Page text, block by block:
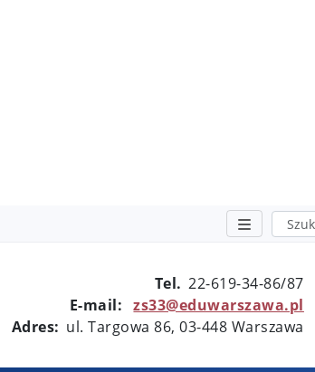
Szukaj
Tel. 22-619-34-86/87
E-mail:
zs33@eduwarszawa.pl
Adres: ul. Targowa 86, 03-448 Warszawa